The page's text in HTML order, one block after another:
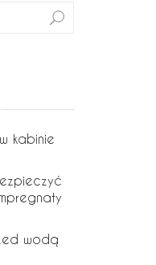
kabinie
wodą